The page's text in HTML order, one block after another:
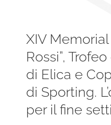
XIV
Rossi”,
di Elica e
di Sporting.
per il fine